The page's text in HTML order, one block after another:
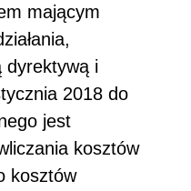
mającym
dyrektywą i
2018 do
jest
kosztów
kosztów